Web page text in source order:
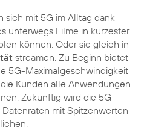
sich mit 5G im Alltag dank
unterwegs Filme in kürzester
können. Oder sie gleich in
streamen. Zu Beginn bietet
5G-Maximalgeschwindigkeit
Kunden alle Anwendungen
Zukünftig wird die 5G-
mit Spitzenwerten